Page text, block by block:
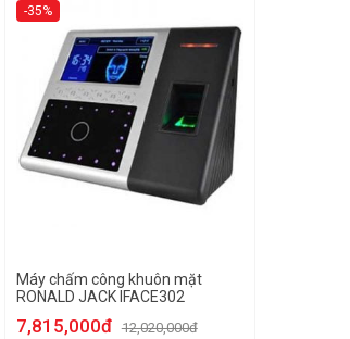
-35%
Máy chấm công khuôn mặt
RONALD JACK IFACE302
7,815,000đ 12,020,000đ